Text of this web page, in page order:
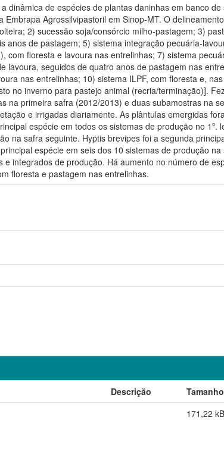
dinâmica de espécies de plantas daninhas em banco
Agrossilvipastoril em Sinop-MT. O
2) sucessão soja/consórcio milho-pastagem; 3)
anos de pastagem; 5) sistema integração pecuária-
com floresta e lavoura nas entrelinhas; 7) sistema
lavoura, seguidos de quatro anos de pastagem nas
nas entrelinhas; 10) sistema ILPF, com floresta e,
no inverno para pastejo animal (recria/terminação)].
na primeira safra (2012/2013) e duas subamostras na
e irrigadas diariamente. As plântulas emergidas
espécie em todos os sistemas de produção no
na safra seguinte. Hyptis brevipes foi a segunda
espécie em seis dos 10 sistemas de produção
e integrados de produção. Há aumento no número de
floresta e pastagem nas entrelinhas.
Descrição Tamanho
171,22 kB